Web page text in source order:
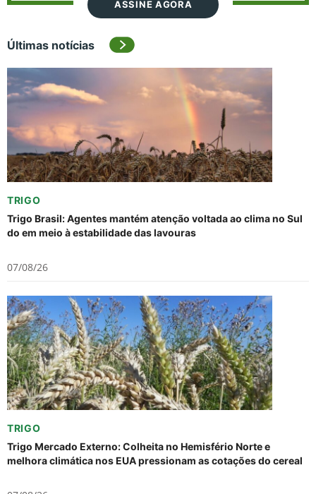
ASSINE AGORA
Últimas notícias
TRIGO
Trigo Brasil: Agentes mantém atenção voltada ao clima no Sul
do em meio à estabilidade das lavouras
07/08/26
TRIGO
Trigo Mercado Externo: Colheita no Hemisfério Norte e
melhora climática nos EUA pressionam as cotações do cereal